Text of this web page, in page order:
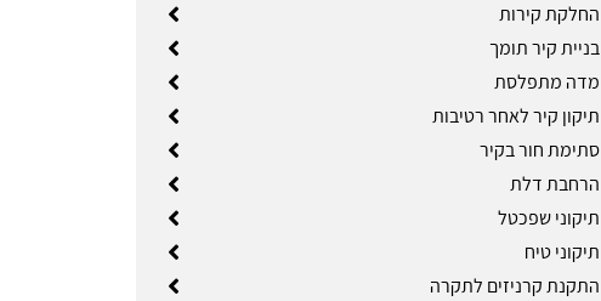
החלקת קירות
בניית קיר תומך
מדה מתפלסת
תיקון קיר לאחר רטיבות
סתימת חור בקיר
הרחבת דלת
תיקוני שפכטל
תיקוני טיח
התקנת קרניזים לתקרה